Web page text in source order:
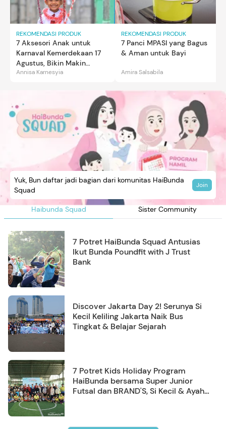
REKOMENDASI PRODUK
7 Aksesori Anak untuk
Karnaval Kemerdekaan 17
Agustus, Bikin Makin
Gemas
Annisa Karnesyia
REKOMENDASI PRODUK
7 Panci MPASI yang Bagus
& Aman untuk Bayi
Amira Salsabila
Haibunda Squad Sister Community
Yuk, Bun daftar jadi bagian dari komunitas HaiBunda
Squad
Join
7 Potret HaiBunda Squad Antusias
Ikut Bunda Poundfit with J Trust
Bank
Discover Jakarta Day 2! Serunya Si
Kecil Keliling Jakarta Naik Bus
Tingkat & Belajar Sejarah
7 Potret Kids Holiday Program
HaiBunda bersama Super Junior
Futsal dan BRAND'S, Si Kecil & Ayah